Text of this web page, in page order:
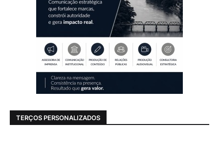
TERÇOS PERSONALIZADOS